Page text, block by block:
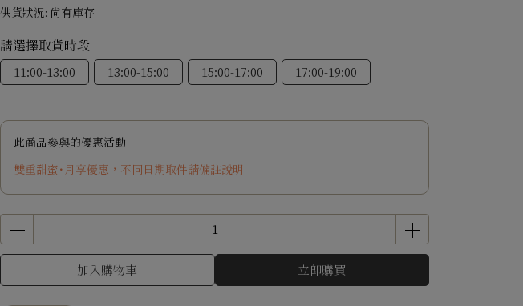
供貨狀況: 尚有庫存
請選擇取貨時段
11:00-13:00
13:00-15:00 15:00-17:00 17:00-19:00
此商品參與的優惠活動
雙重甜蜜・月享優惠，不同日期取件請備註說明
加入購物車 立即購買